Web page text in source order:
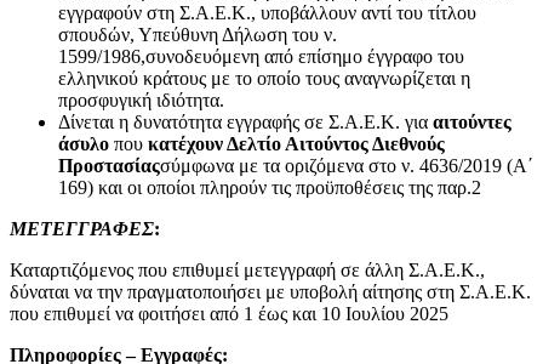
εγγραφούν στη Σ.Α.Ε.Κ., υποβάλλουν αντί του τίτλου
σπουδών, Υπεύθυνη Δήλωση του ν.
1599/1986,συνοδευόμενη από επίσημο έγγραφο του
ελληνικού κράτους με το οποίο τους αναγνωρίζεται η
προσφυγική ιδιότητα.
Δίνεται η δυνατότητα εγγραφής σε Σ.Α.Ε.Κ. για αιτούντες
άσυλο που κατέχουν Δελτίο Αιτούντος Διεθνούς
Προστασίαςσύμφωνα με τα οριζόμενα στο ν. 4636/2019 (Α΄
169) και οι οποίοι πληρούν τις προϋποθέσεις της παρ.2
ΜΕΤΕΓΓΡΑΦΕΣ:
Καταρτιζόμενος που επιθυμεί μετεγγραφή σε άλλη Σ.Α.Ε.Κ.,
δύναται να την πραγματοποιήσει με υποβολή αίτησης στη Σ.Α.Ε.Κ.
που επιθυμεί να φοιτήσει από 1 έως και 10 Ιουλίου 2025
Πληροφορίες – Εγγραφές: